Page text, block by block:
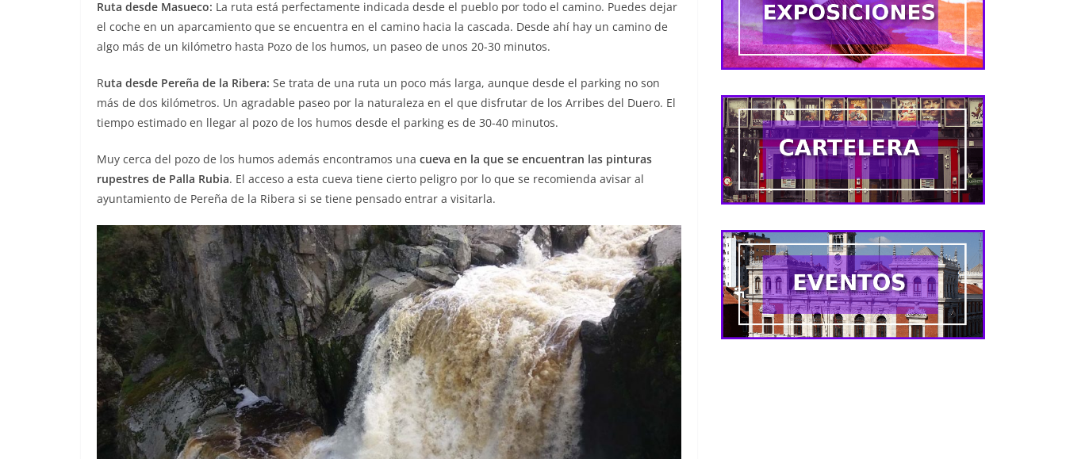
Ruta desde Masueco: La ruta está perfectamente indicada desde el pueblo por todo el camino. Puedes dejar
el coche en un aparcamiento que se encuentra en el camino hacia la cascada. Desde ahí hay un camino de
algo más de un kilómetro hasta Pozo de los humos, un paseo de unos 20-30 minutos.
Ruta desde Pereña de la Ribera: Se trata de una ruta un poco más larga, aunque desde el parking no son
más de dos kilómetros. Un agradable paseo por la naturaleza en el que disfrutar de los Arribes del Duero. El
tiempo estimado en llegar al pozo de los humos desde el parking es de 30-40 minutos.
Muy cerca del pozo de los humos además encontramos una cueva en la que se encuentran las pinturas
rupestres de Palla Rubia. El acceso a esta cueva tiene cierto peligro por lo que se recomienda avisar al
ayuntamiento de Pereña de la Ribera si se tiene pensado entrar a visitarla.